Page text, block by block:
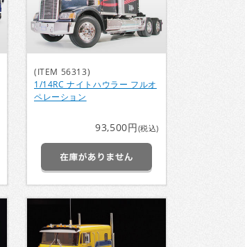
(ITEM 56313)
1/14RC ナイトハウラー フルオ
ペレーション
93,500円(税込)